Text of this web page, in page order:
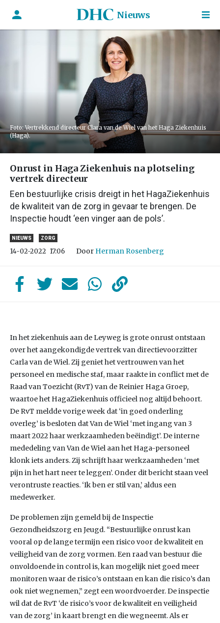
Nieuws
Foto: Vertrekkend directeur Clara van de Wiel van het Haga Ziekenhuis
(Haga).
Onrust in Haga Ziekenhuis na plotseling
vertrek directeur
Een bestuurlijke crisis dreigt in het HagaZiekenhuis
de kwaliteit van de zorg in gevaar te brengen. De
Inspectie houdt ‘een vinger aan de pols’.
NIEUWS ZORG
14-02-2022 17:06 Door Herman Rosenberg
In het ziekenhuis aan de Leyweg is grote onrust ontstaan
over het aangekondigde vertrek van directievoorzitter
Carla van de Wiel. Zij geniet het vertrouwen van het
personeel en medische staf, maar raakte in conflict met de
Raad van Toezicht (RvT) van de Reinier Haga Groep,
waartoe het HagaZiekenhuis officieel nog altijd behoort.
De RvT meldde vorige week dat ‘in goed onderling
overleg’ is besloten dat Van de Wiel ‘met ingang van 3
maart 2022 haar werkzaamheden beëindigt’. De interne
mededeling van Van de Wiel aan het Haga-personeel
klonk iets anders. Zij schrijft haar werkzaamheden ‘met
pijn in het hart neer te leggen’. Onder dit bericht staan veel
verontruste reacties. ‘Ik ben er stil van,’ aldus een
medewerker.
De problemen zijn gemeld bij de Inspectie
Gezondheidszorg en Jeugd. “Bestuurlijke onrust kan
vooral op de lange termijn een risico voor de kwaliteit en
veiligheid van de zorg vormen. Een raad van bestuur die
onvoldoende in control is, kan mogelijk niet goed meer
monitoren waar de risico’s ontstaan en kan die risico’s dan
ook niet wegnemen,” zegt een woordvoerder. De inspectie
wil dat de RvT ‘de risico’s voor de kwaliteit en veiligheid
van de zorg’ in kaart brengt en die wegneemt. Als er